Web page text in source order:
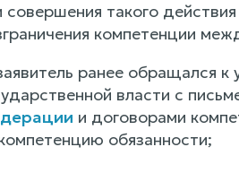
совершения такого
компетенции
ранее обращался к
власти с
и договорами
обязанности;